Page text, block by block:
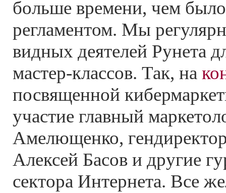
больше времени, чем
регламентом. Мы
видных деятелей Рунета
мастер-классов. Так, на
посвященной
участие главный
Амелющенко,
Алексей Басов и другие
сектора Интернета. Все